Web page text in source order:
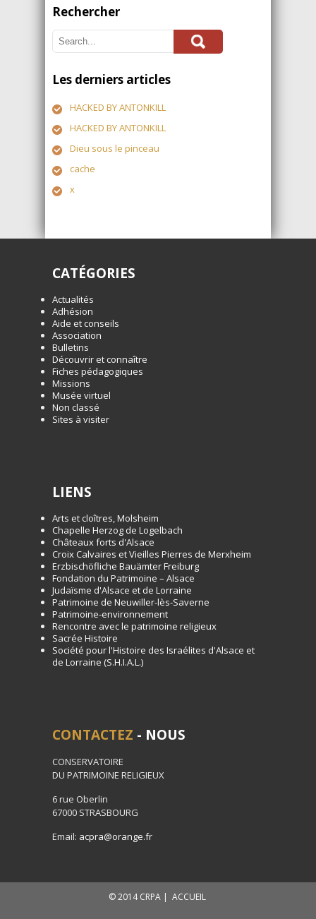
Rechercher
Les derniers articles
HACKED BY ANTONKILL
HACKED BY ANTONKILL
Dieu sous le pinceau
cache
x
CATÉGORIES
Actualités
Adhésion
Aide et conseils
Association
Bulletins
Découvrir et connaître
Fiches pédagogiques
Missions
Musée virtuel
Non classé
Sites à visiter
LIENS
Arts et cloîtres, Molsheim
Chapelle Herzog de Logelbach
Châteaux forts d'Alsace
Croix Calvaires et Vieilles Pierres de Merxheim
Erzbischöfliche Bauämter Freiburg
Fondation du Patrimoine – Alsace
Judaïsme d'Alsace et de Lorraine
Patrimoine de Neuwiller-lès-Saverne
Patrimoine-environnement
Rencontre avec le patrimoine religieux
Sacrée Histoire
Société pour l'Histoire des Israélites d'Alsace et
de Lorraine (S.H.I.A.L.)
CONTACTEZ - NOUS
CONSERVATOIRE
DU PATRIMOINE RELIGIEUX
6 rue Oberlin
67000 STRASBOURG
Email: acpra@orange.fr
© 2014 CRPA | ACCUEIL